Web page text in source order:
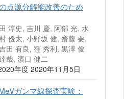
点源分解能改善のため
淳史, 吉川 慶, 阿部 光, 水
優太, 小野坂 健, 齋藤 要,
田 有良, 窪 秀利, 黒澤 俊
哉, 濱口 健二
年度 2020年11月5日
ガンマ線探査実験：